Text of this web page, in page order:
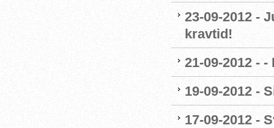
23-09-2012 -
kravtid!
21-09-2012 -
19-09-2012 -
17-09-2012 -